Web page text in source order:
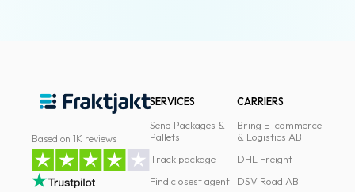
Based on 1K reviews
SERVICES
Send Packages &
Pallets
Track package
Find closest agent
CARRIERS
Bring E-commerce
& Logistics AB
DHL Freight
DSV Road AB